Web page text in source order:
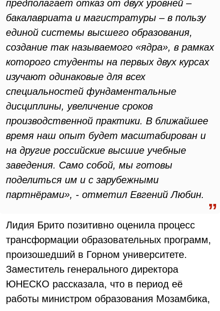
предполагает отказ от двух уровней –
бакалавриата и магистратуры – в пользу
единой системы высшего образования,
создание так называемого «ядра», в рамках
которого студенты на первых двух курсах
изучают одинаковые для всех
специальностей фундаментальные
дисциплины, увеличение сроков
производственной практики. В ближайшее
время наш опыт будет масштабирован и
на другие российские высшие учебные
заведения. Само собой, мы готовы
поделиться им и с зарубежными
партнёрами», - отметил Евгений Любин.
Лидия Брито позитивно оценила процесс
трансформации образовательных программ,
произошедший в Горном университете.
Заместитель генерального директора
ЮНЕСКО рассказала, что в период её
работы министром образования Мозамбика,